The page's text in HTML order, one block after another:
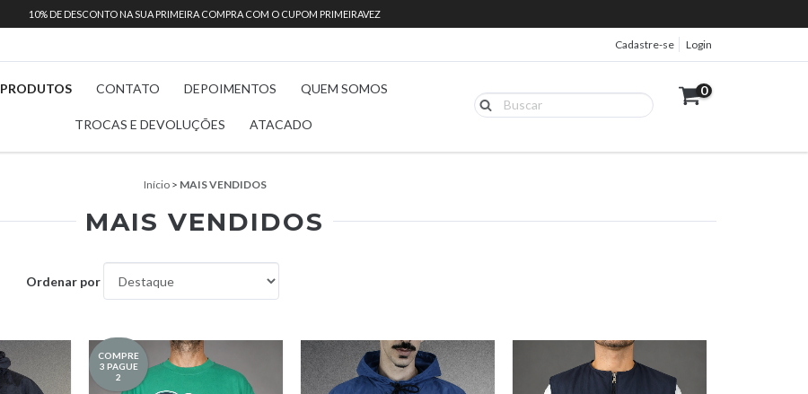
10% DE DESCONTO NA SUA PRIMEIRA COMPRA COM O CUPOM PRIMEIRAVEZ
Cadastre-se Login
PRODUTOS CONTATO DEPOIMENTOS QUEM SOMOS
TROCAS E DEVOLUÇÕES ATACADO
0
Início > MAIS VENDIDOS
MAIS VENDIDOS
Ordenar por
COMPRE
3 PAGUE
2